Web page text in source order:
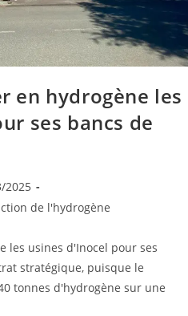
en hydrogène les
ses bancs de
2025
de l'hydrogène
les usines d'Inocel pour ses
stratégique, puisque le
tonnes d'hydrogène sur une